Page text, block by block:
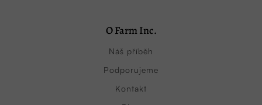
O Farm Inc.
Náš příběh
Podporujeme
Kontakt